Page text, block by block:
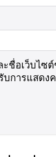
ะชื่อเว็บไซ
บการแสดง